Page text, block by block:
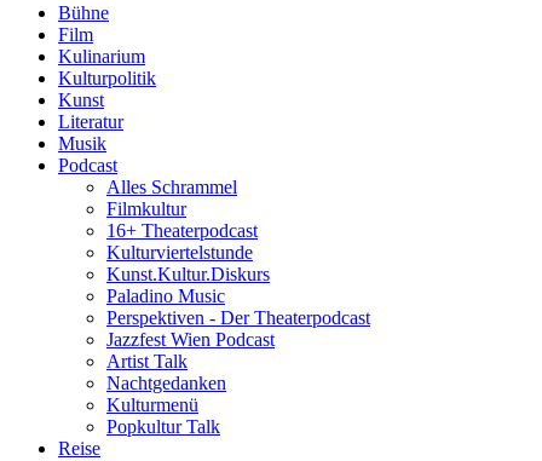
Bühne
Film
Kulinarium
Kulturpolitik
Kunst
Literatur
Musik
Podcast
Alles Schrammel
Filmkultur
16+ Theaterpodcast
Kulturviertelstunde
Kunst.Kultur.Diskurs
Paladino Music
Perspektiven - Der Theaterpodcast
Jazzfest Wien Podcast
Artist Talk
Nachtgedanken
Kulturmenü
Popkultur Talk
Reise